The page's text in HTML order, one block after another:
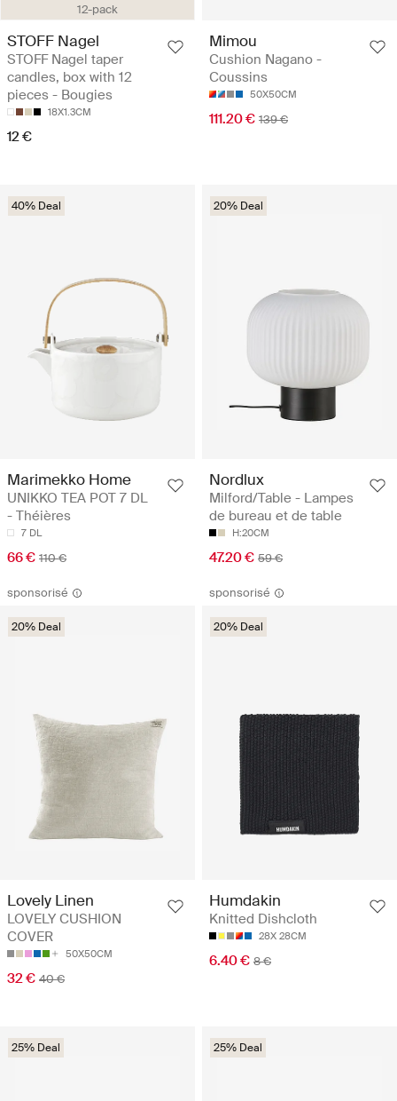
12-pack
STOFF Nagel
STOFF Nagel taper
candles, box with 12
pieces - Bougies
18X1.3CM
12 €
Mimou
Cushion Nagano -
Coussins
50X50CM
111.20 € 139 €
40% Deal
Marimekko Home
UNIKKO TEA POT 7 DL
- Théières
7 DL
66 € 110 €
20% Deal
Nordlux
Milford/Table - Lampes
de bureau et de table
H:20CM
47.20 € 59 €
sponsorisé
20% Deal
Lovely Linen
LOVELY CUSHION
COVER
50X50CM
32 € 40 €
sponsorisé
20% Deal
Humdakin
Knitted Dishcloth
28X 28CM
6.40 € 8 €
25% Deal 25% Deal